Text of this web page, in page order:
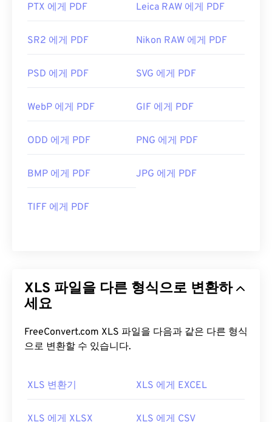
PTX 에게 PDF Leica RAW 에게 PDF
SR2 에게 PDF Nikon RAW 에게 PDF
PSD 에게 PDF SVG 에게 PDF
WebP 에게 PDF GIF 에게 PDF
ODD 에게 PDF PNG 에게 PDF
BMP 에게 PDF JPG 에게 PDF
TIFF 에게 PDF
XLS 파일을 다른 형식으로 변환하
세요
FreeConvert.com XLS 파일을 다음과 같은 다른 형식
으로 변환할 수 있습니다.
XLS 변환기 XLS 에게 EXCEL
XLS 에게 XLSX XLS 에게 CSV